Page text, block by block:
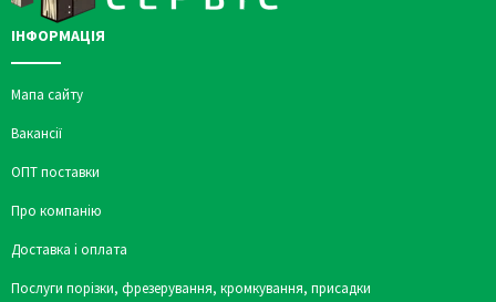
ІНФОРМАЦІЯ
Мапа сайту
Вакансії
ОПТ поставки
Про компанію
Доставка і оплата
Послуги порізки, фрезерування, кромкування, присадки